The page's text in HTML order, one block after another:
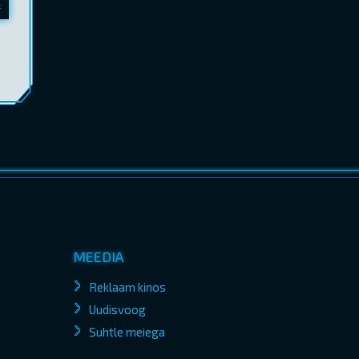
MEEDIA
Reklaam kinos
Uudisvoog
Suhtle meiega